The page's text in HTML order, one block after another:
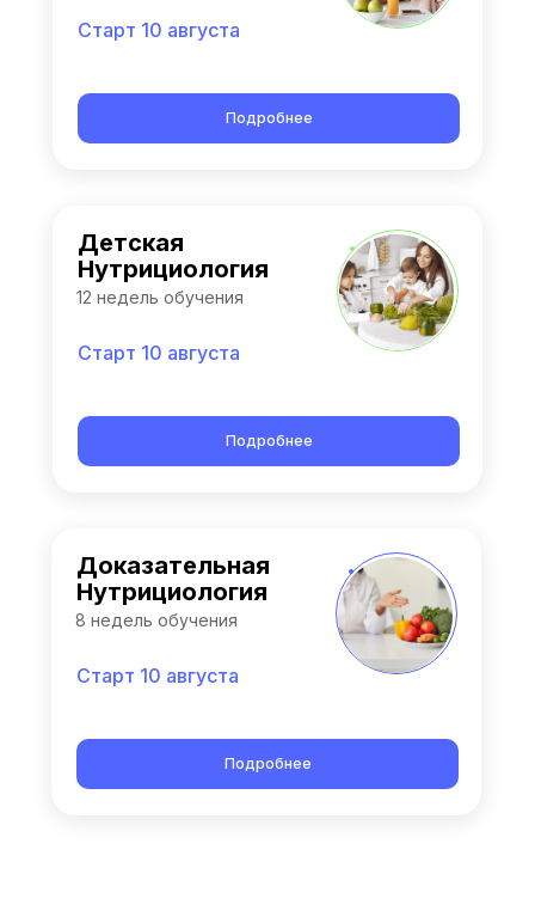
Доказательная
Нутрициология
Старт 10 августа
Подробнее
8 недель обучения
Детская
Нутрициология
Старт 10 августа
Подробнее
12 недель обучения
Старт 10 августа
Подробнее